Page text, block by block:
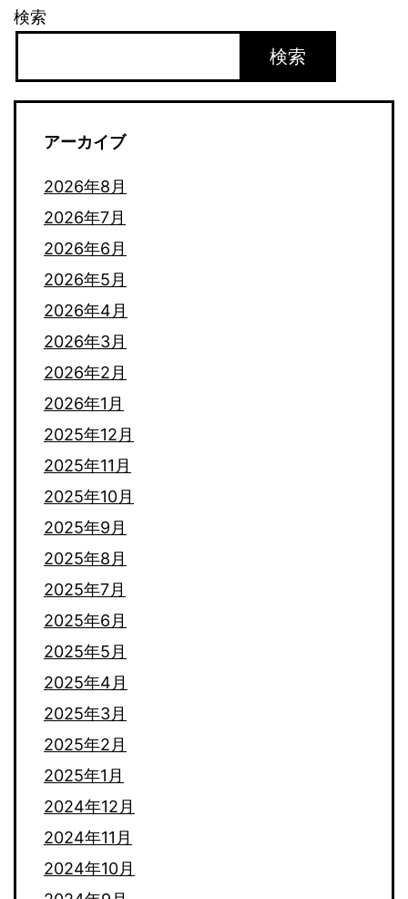
検索
検索
アーカイブ
2026年8月
2026年7月
2026年6月
2026年5月
2026年4月
2026年3月
2026年2月
2026年1月
2025年12月
2025年11月
2025年10月
2025年9月
2025年8月
2025年7月
2025年6月
2025年5月
2025年4月
2025年3月
2025年2月
2025年1月
2024年12月
2024年11月
2024年10月